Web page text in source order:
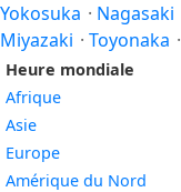
Yokosuka · Nagasaki
Miyazaki · Toyonaka ·
Heure mondiale
Afrique
Asie
Europe
Amérique du Nord